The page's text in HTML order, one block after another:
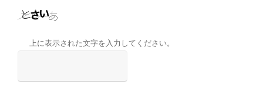
上に表示された文字を入力してください。